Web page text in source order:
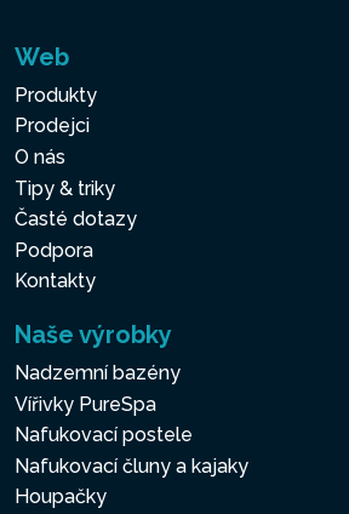
Web
Produkty
Prodejci
O nás
Tipy & triky
Časté dotazy
Podpora
Kontakty
Naše výrobky
Nadzemní bazény
Vířivky PureSpa
Nafukovací postele
Nafukovací čluny a kajaky
Houpačky